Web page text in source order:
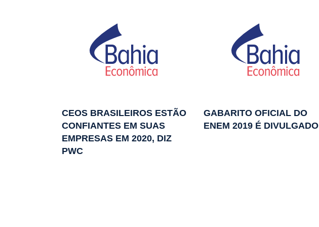
CEOS BRASILEIROS ESTÃO
CONFIANTES EM SUAS
EMPRESAS EM 2020, DIZ
PWC
GABARITO OFICIAL DO
ENEM 2019 É DIVULGADO